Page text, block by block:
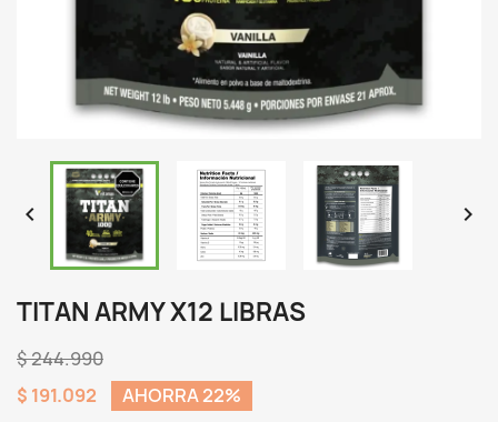
 
TITAN ARMY X12 LIBRAS
$ 244.990
$ 191.092
AHORRA 22%